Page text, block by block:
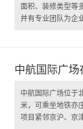
面积、装修类型等
并有专业团队为企
中航国际广
中航国际广场位于
米，可乘坐地铁亦
项目紧邻京沪、京